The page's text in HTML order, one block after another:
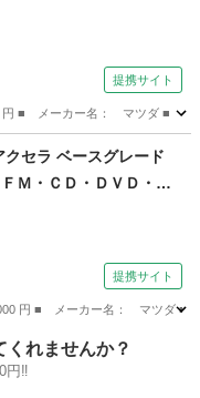
提携サイト
■ メーカー名： マツダ ■
クセラ ベースグレード
Ｍ・ＣＤ・ＤＶＤ・フ
ｕｅｔｏｏｔｈ・Ｓ
パワーシート ＨＩ
ハーフレザーシート
車検整備付）
提携サイト
円 ■ メーカー名： マツダ ■
くれませんか？
円‼️